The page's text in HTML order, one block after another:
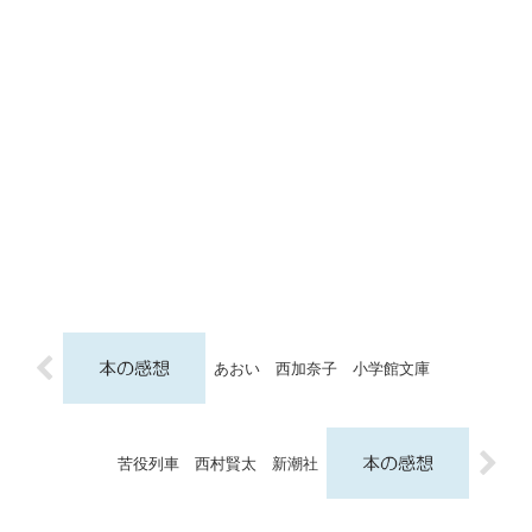
あおい 西加奈子 小学館文庫
苦役列車 西村賢太 新潮社